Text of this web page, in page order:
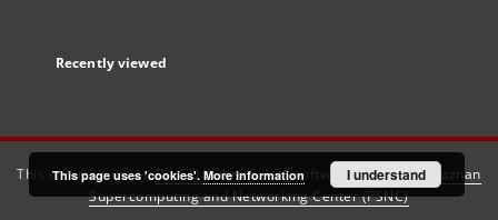
Recently viewed
This service runs onDInGO dLibra 6.3.21software created by
Poznan
Supercomputing and Networking Center (PSNC)
This page uses 'cookies'. More information I understand